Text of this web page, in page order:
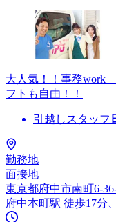
大人気！！事務work
フトも自由！！
引越しスタッフ
勤務地
面接地
東京都府中市南町6-
府中本町駅 徒歩17分